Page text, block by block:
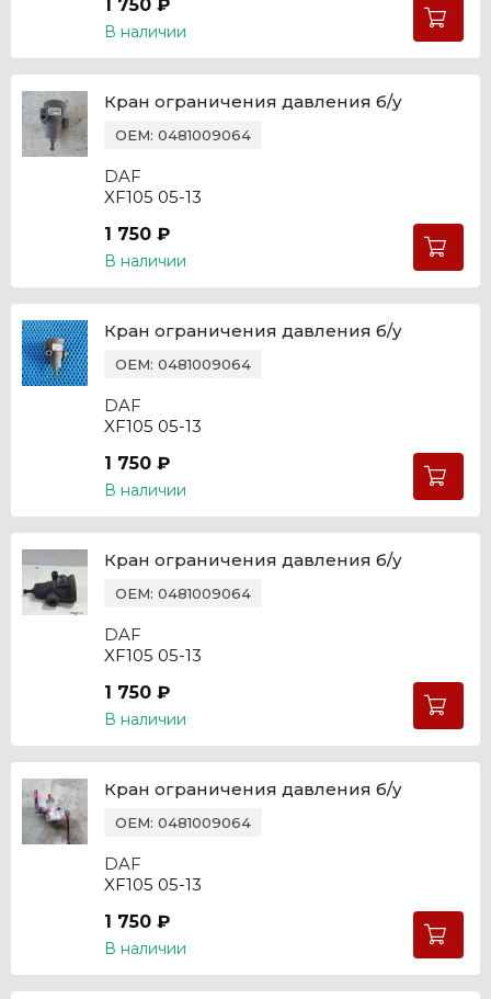
1 750 ₽
В наличии
Кран ограничения давления б/у
OEM: 0481009064
DAF
XF105 05-13
1 750 ₽
В наличии
Кран ограничения давления б/у
OEM: 0481009064
DAF
XF105 05-13
1 750 ₽
В наличии
Кран ограничения давления б/у
OEM: 0481009064
DAF
XF105 05-13
1 750 ₽
В наличии
Кран ограничения давления б/у
OEM: 0481009064
DAF
XF105 05-13
1 750 ₽
В наличии